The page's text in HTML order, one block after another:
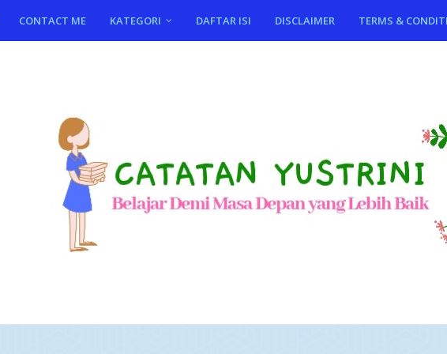
CONTACT ME KATEGORI DAFTAR ISI DISCLAIMER TERMS &